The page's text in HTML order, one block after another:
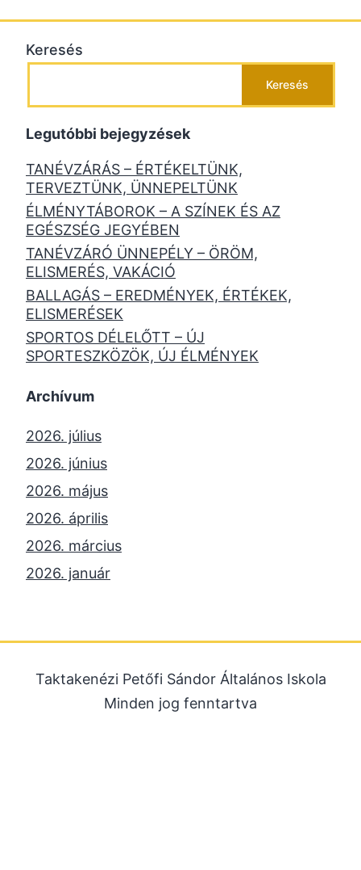
Keresés
Keresés
Legutóbbi bejegyzések
TANÉVZÁRÁS – ÉRTÉKELTÜNK,
TERVEZTÜNK, ÜNNEPELTÜNK
ÉLMÉNYTÁBOROK – A SZÍNEK ÉS AZ
EGÉSZSÉG JEGYÉBEN
TANÉVZÁRÓ ÜNNEPÉLY – ÖRÖM,
ELISMERÉS, VAKÁCIÓ
BALLAGÁS – EREDMÉNYEK, ÉRTÉKEK,
ELISMERÉSEK
SPORTOS DÉLELŐTT – ÚJ
SPORTESZKÖZÖK, ÚJ ÉLMÉNYEK
Archívum
2026. július
2026. június
2026. május
2026. április
2026. március
2026. január
2025. július
2025. június
Taktakenézi Petőfi Sándor Általános Iskola
Minden jog fenntartva